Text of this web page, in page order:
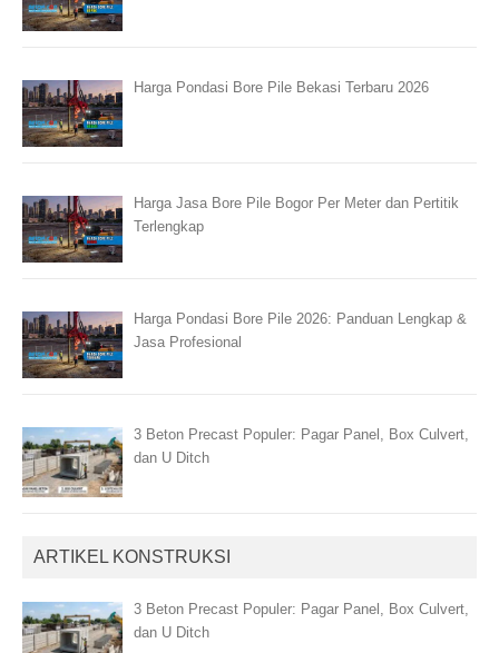
Harga Pondasi Bore Pile Bekasi Terbaru 2026
Harga Jasa Bore Pile Bogor Per Meter dan Pertitik
Terlengkap
Harga Pondasi Bore Pile 2026: Panduan Lengkap &
Jasa Profesional
3 Beton Precast Populer: Pagar Panel, Box Culvert,
dan U Ditch
ARTIKEL KONSTRUKSI
3 Beton Precast Populer: Pagar Panel, Box Culvert,
dan U Ditch